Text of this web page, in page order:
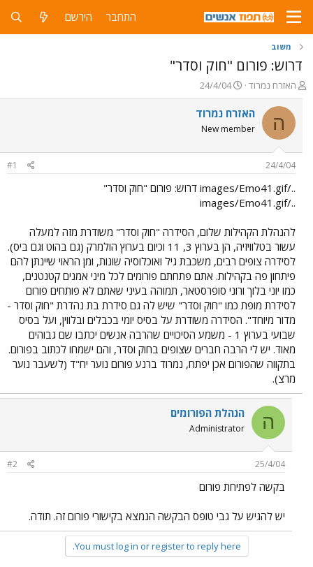
התחבר הירשם
משוב
דרוש: פורום "חוק וסדר"
פ
ו
ת
ח
ה
ש
האזרח נמרוד
פ
ו
ר
ם
ר
ך
24/4/04
ה האזרח נמרוד
New member
24/4/04
#1
../images/Emo41.gif דרוש: פורום "חוק וסדר"
../images/Emo41.gif
להנהלת הקהילות שלום, הסידרה "חוק וסדר" משודרת מזה למעלה
עשור בטלוויזיה, הן בערוץ 3, 11 וכיום בערוץ הולמרק (גם בהוט וגם ביס).
לסידרה צופים רבים, משכבת גיל ואוכלוסיה שונות, ומן הראוי שיינתן להם
פיתחון פה בקהילות. אתם פתחתם פורומים לכל מיני אמנים קטנטנים,
כמו יוני בלוך ורוני סופרסטאר, תמוהה בעיני שאתם לא פותחים פורום
לסידרת מופת כמו "חוק וסדר" שיש לה גם סידרת בת נהדרת "חוק וסדר -
מדור מיוחד". הסידרה משודרת על בסיס יומי בכבלים ובלווין, ועל בסיס
שבועי בערוץ 1 - משמע הסיכויים שהרבה אנשים יכתבו שם גבוהים
מאוד. יש לי הרבה חברים שצופים בחוק וסדר, והם ישמחו לכתוב בפורום.
בתקווה שהפורום אכן יפתח, נמרוד ברנע פורום נוער יח"ד (לשעבר נוער
מרצ).
ה הנהלת הפורומים
Administrator
25/4/04
#2
בקשה לפתיחת פורום
יש להגיש על גבי טופס הבקשה הנמצא בקישורי פורום זה. תודה.
You must log in or register to reply here.